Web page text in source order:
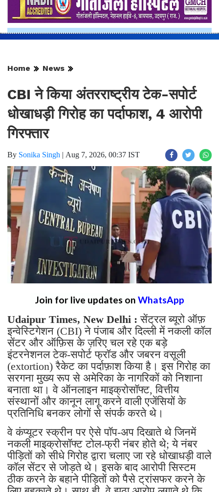
Home News
CBI ने किया अंतरराष्ट्रीय टेक-सपोर्ट
धोखाधड़ी गिरोह का पर्दाफाश, 4 आरोपी
गिरफ्तार
By Sonika Singh | Aug 7, 2026, 00:37 IST
Join for live updates on WhatsApp
Udaipur Times, New Delhi :सेंट्रल ब्यूरो ऑफ़
इन्वेस्टिगेशन (CBI) ने पंजाब और दिल्ली में नकली कॉल
सेंटर और ऑफ़िस के ज़रिए चल रहे एक बड़े
इंटरनेशनल टेक-सपोर्ट फ्रॉड और जबरन वसूली
(extortion) रैकेट का पर्दाफ़ाश किया है। इस गिरोह का
सरगना मुख्य रूप से अमेरिका के नागरिकों को निशाना
बनाता था। वे ऑनलाइन माइक्रोसॉफ्ट, वित्तीय
संस्थानों और कानून लागू करने वाली एजेंसियों के
प्रतिनिधि बनकर लोगों से संपर्क करते थे।
वे कंप्यूटर स्क्रीन पर ऐसे पॉप-अप दिखाते थे जिनमें
नकली माइक्रोसॉफ्ट टोल-फ्री नंबर होते थे; ये नंबर
पीड़ितों को सीधे गिरोह द्वारा चलाए जा रहे धोखाधड़ी वाले
कॉल सेंटर से जोड़ते थे। इसके बाद आरोपी सिस्टम
ठीक करने के बहाने पीड़ितों को पैसे ट्रांसफर करने के